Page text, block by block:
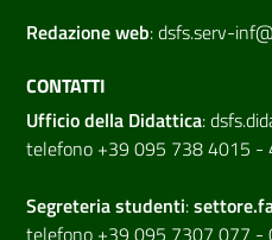
Redazione web:dsfs.serv-
CONTATTI
Ufficio della Didattica:
telefono +39 095 738 4015 -
Segreteria studenti:
telefono +39 095 7307 077 -